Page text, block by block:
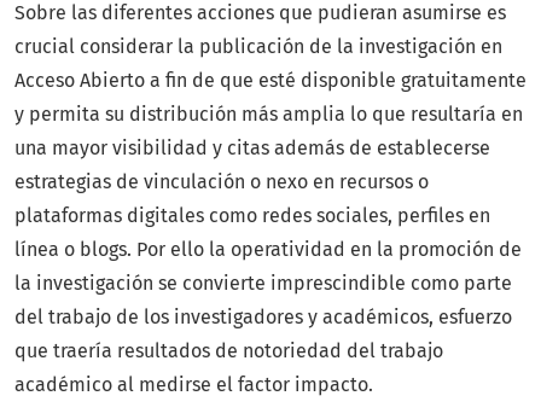
Sobre las diferentes acciones que pudieran asumirse es
crucial considerar la publicación de la investigación en
Acceso Abierto a fin de que esté disponible gratuitamente
y permita su distribución más amplia lo que resultaría en
una mayor visibilidad y citas además de establecerse
estrategias de vinculación o nexo en recursos o
plataformas digitales como redes sociales, perfiles en
línea o blogs. Por ello la operatividad en la promoción de
la investigación se convierte imprescindible como parte
del trabajo de los investigadores y académicos, esfuerzo
que traería resultados de notoriedad del trabajo
académico al medirse el factor impacto.